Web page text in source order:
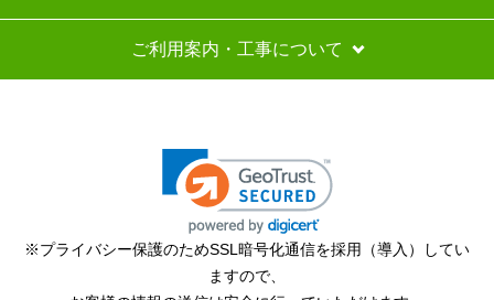
欲しい商品をスムーズに注文できましたか？
予定の期日までに商品が届きましたか？
はい
商品の梱包は必要十分なものでしたか？
ご利用案内・工事について
※プライバシー保護のためSSL暗号化通信を採用（導入）してい
ますので、